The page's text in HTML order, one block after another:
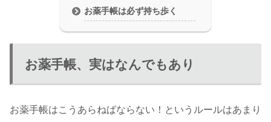
お薬手帳は必ず持ち歩く
お薬手帳、実はなんでもあり
お薬手帳はこうあらねばならない！というルールはあまり